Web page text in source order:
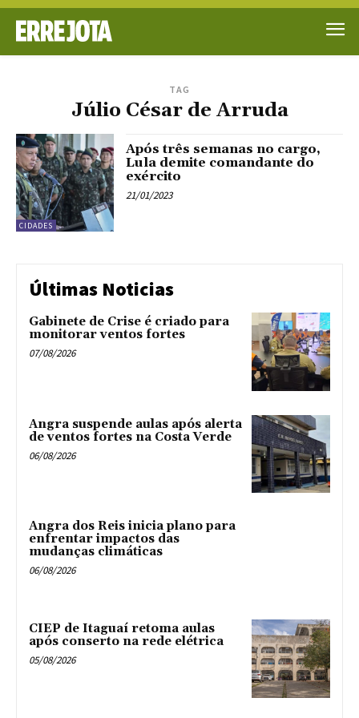
TAG
Júlio César de Arruda
CIDADES
Após três semanas no cargo,
Lula demite comandante do
exército
21/01/2023
Últimas Noticias
Gabinete de Crise é criado para
monitorar ventos fortes
07/08/2026
Angra suspende aulas após alerta
de ventos fortes na Costa Verde
06/08/2026
Angra dos Reis inicia plano para
enfrentar impactos das
mudanças climáticas
06/08/2026
CIEP de Itaguaí retoma aulas
após conserto na rede elétrica
05/08/2026